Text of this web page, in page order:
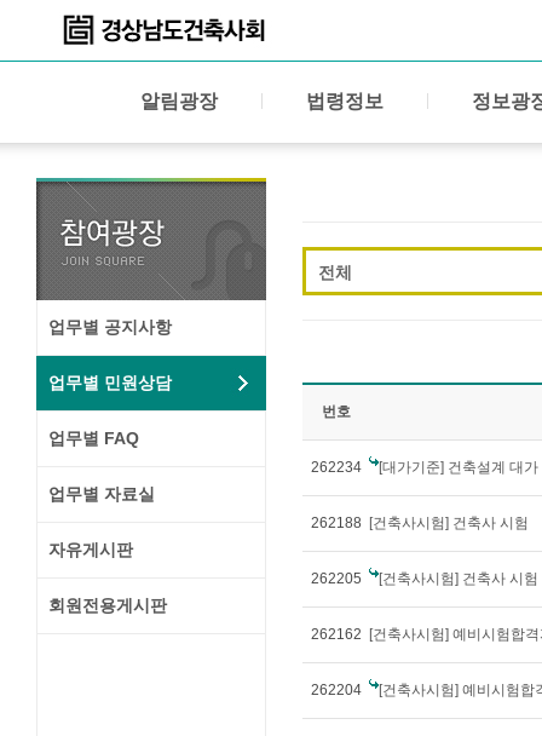
알림광장 법령정보 정보광
업무별 공지사항
업무별 민원상담
업무별 FAQ
업무별 자료실
자유게시판
회원전용게시판
전체
번호
262234 [대가기준] 건축설계 대
262188 [건축사시험] 건축사 시험
262205 [건축사시험] 건축사 시험
262162 [건축사시험] 예비시험합
262204 [건축사시험] 예비시험